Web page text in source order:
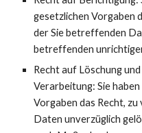
gesetzlichen Vorgaben
der Sie betreffenden
betreffenden
Recht auf Löschung
Verarbeitung: Sie
Vorgaben das Recht,
Daten unverzüglich